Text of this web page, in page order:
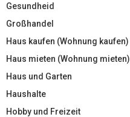
Gesundheid
Großhandel
Haus kaufen (Wohnung kaufen)
Haus mieten (Wohnung mieten)
Haus und Garten
Haushalte
Hobby und Freizeit